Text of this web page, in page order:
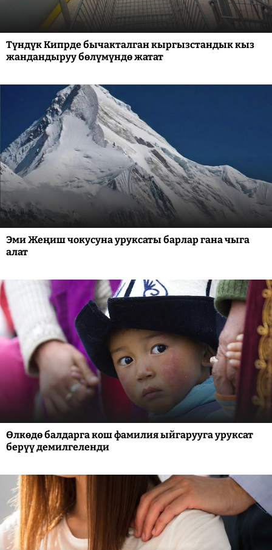
Түндүк Кипрде бычакталган кыргызстандык кыз
жандандыруу бөлүмүндө жатат
Эми Жеңиш чокусуна уруксаты барлар гана чыга
алат
Өлкөдө балдарга кош фамилия ыйгарууга уруксат
берүү демилгеленди